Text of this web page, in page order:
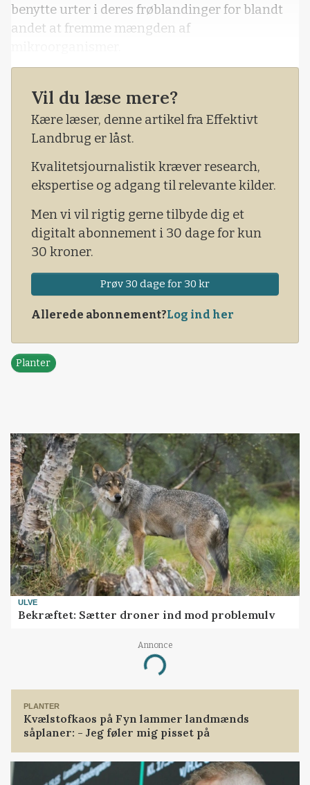
benytte urter i deres frøblandinger for blandt
andet at fremme mængden af
Vil du læse mere?
Kære læser, denne artikel fra Effektivt
Landbrug er låst.
Kvalitetsjournalistik kræver research,
ekspertise og adgang til relevante kilder.
Men vi vil rigtig gerne tilbyde dig et
digitalt abonnement i 30 dage for kun
30 kroner.
Prøv 30 dage for 30 kr
Allerede abonnement?Log ind her
Planter
ULVE
Bekræftet: Sætter droner ind mod problemulv
Annonce
Loading...
PLANTER
Kvælstofkaos på Fyn lammer landmænds
såplaner: - Jeg føler mig pisset på